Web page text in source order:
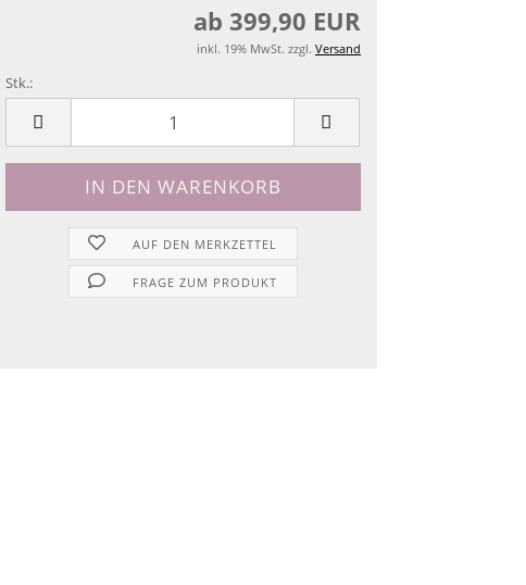
ab 399,90 EUR
inkl. 19% MwSt. zzgl. Versand
Stk.:
AUF DEN MERKZETTEL
FRAGE ZUM PRODUKT